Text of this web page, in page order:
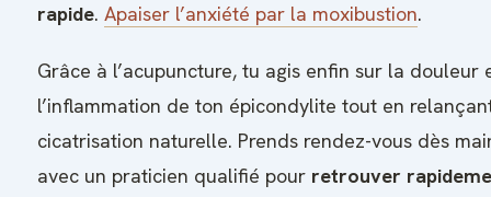
rapide. Apaiser l’anxiété par la moxibustion.
Grâce à l’acupuncture, tu agis enfin sur la douleur
l’inflammation de ton épicondylite tout en
cicatrisation naturelle. Prends rendez-vous dès
avec un praticien qualifié pour retrouver